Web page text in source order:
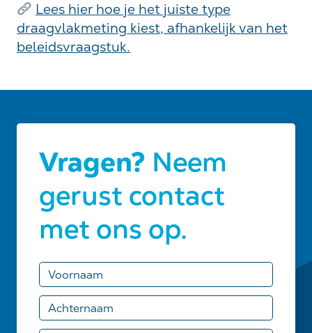
Lees hier hoe je het juiste type
draagvlakmeting kiest, afhankelijk van het
beleidsvraagstuk.
Vragen? Neem
gerust contact
met ons op.